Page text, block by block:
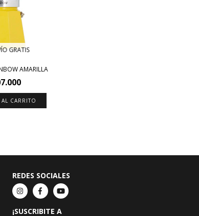
GRATIS
AMARILLA
CARRITO
REDES SOCIALES
¡SUSCRIBITE A